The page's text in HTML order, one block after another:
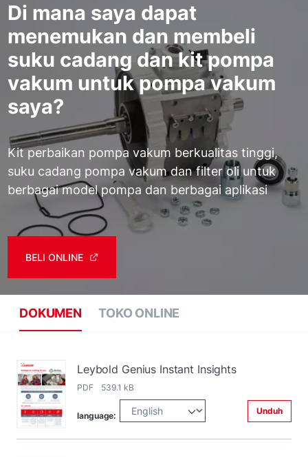
Di mana saya dapat
menemukan dan membeli
suku cadang dan kit pompa
vakum untuk pompa vakum
saya?
Kit perbaikan pompa vakum berkualitas tinggi,
suku cadang pompa vakum dan filter oli untuk
berbagai model pompa dan berbagai aplikasi
BELI ONLINE
DOKUMEN TOKO ONLINE
Leybold Genius Instant Insights
PDF 539.1 kB
language: Unduh